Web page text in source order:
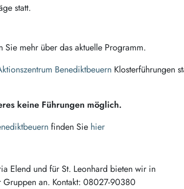
statt.
Sie mehr über das aktuelle Programm.
Benediktbeuern Klosterführungen
keine Führungen möglich.
finden Sie hier
Elend und für St. Leonhard bieten wir in
Gruppen an. Kontakt: 08027-90380